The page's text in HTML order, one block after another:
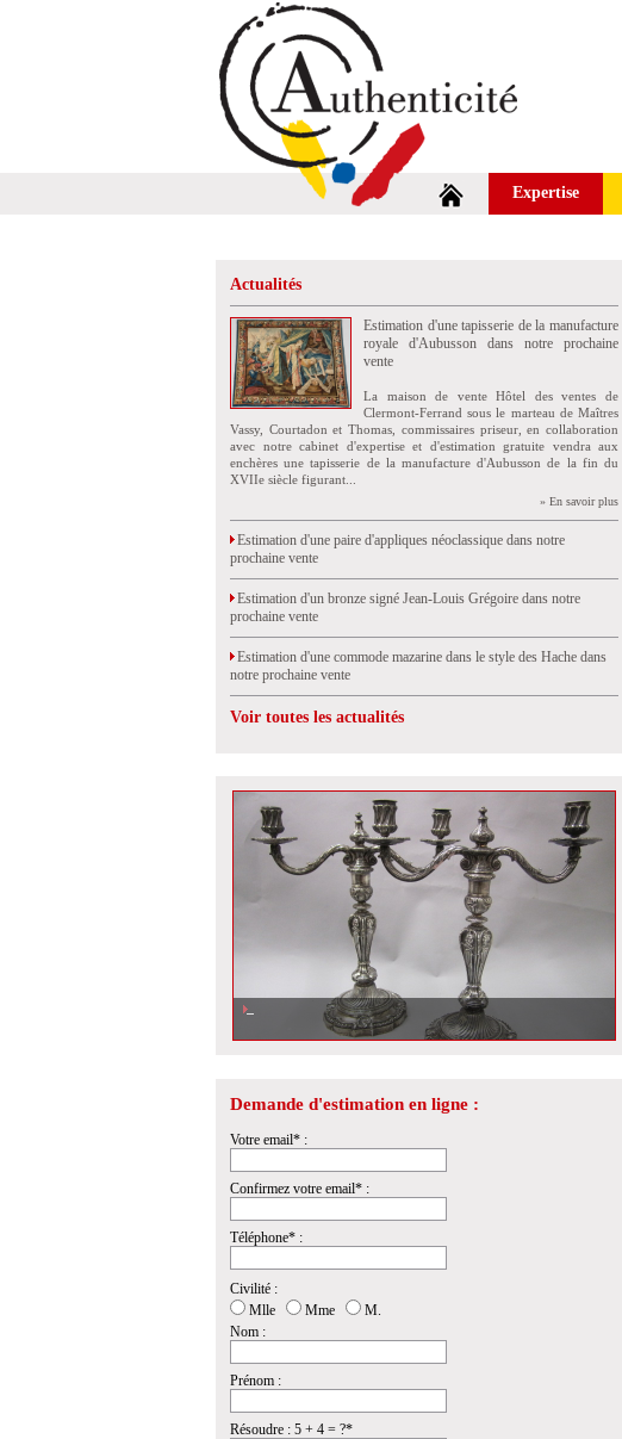
Expertise
Actualités
Estimation d'une tapisserie de la manufacture
royale d'Aubusson dans notre prochaine
vente
La maison de vente Hôtel des ventes de
Clermont-Ferrand sous le marteau de Maîtres
Vassy, Courtadon et Thomas, commissaires priseur, en collaboration
avec notre cabinet d'expertise et d'estimation gratuite vendra aux
enchères une tapisserie de la manufacture d'Aubusson de la fin du
XVIIe siècle figurant...
» En savoir plus
Estimation d'une paire d'appliques néoclassique dans notre
prochaine vente
Estimation d'un bronze signé Jean-Louis Grégoire dans notre
prochaine vente
Estimation d'une commode mazarine dans le style des Hache dans
notre prochaine vente
Voir toutes les actualités
Argenterie : des lots à tous les prix le 11 février.
Demande d'estimation en ligne :
Votre email* :
Confirmez votre email* :
Téléphone* :
Civilité :
Mlle
Mme
M.
Nom :
Prénom :
Résoudre : 5 + 4 = ?*